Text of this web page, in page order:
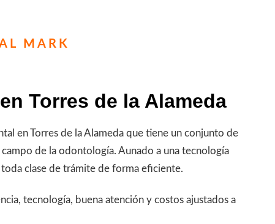
MARK
Torres de la Alameda
en Torres de la Alameda que tiene un conjunto de
de la odontología. Aunado a una tecnología
clase de trámite de forma eficiente.
tecnología, buena atención y costos ajustados a